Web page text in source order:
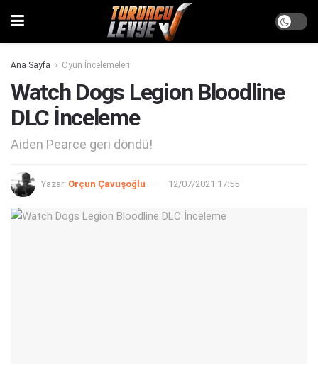
Ana Sayfa Oyun İncelemeleri
Watch Dogs Legion Bloodline
DLC İnceleme
Aiden Pearce geri döndü!
Yazar: Orçun Çavuşoğlu 12/07/2021 17:55